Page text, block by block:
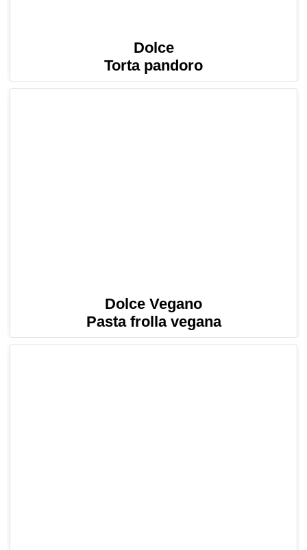
Dolce
Torta pandoro
Dolce Vegano
Pasta frolla vegana